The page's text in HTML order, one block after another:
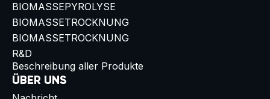
BIOMASSEPYROLYSE
BIOMASSETROCKNUNG
BIOMASSETROCKNUNG
R&D
Beschreibung aller Produkte
ÜBER UNS